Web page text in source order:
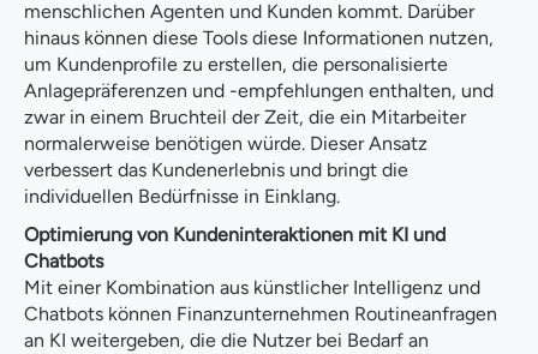
menschlichen Agenten und Kunden kommt. Darüber
hinaus können diese Tools diese Informationen nutzen,
um Kundenprofile zu erstellen, die personalisierte
Anlagepräferenzen und -empfehlungen enthalten, und
zwar in einem Bruchteil der Zeit, die ein Mitarbeiter
normalerweise benötigen würde. Dieser Ansatz
verbessert das Kundenerlebnis und bringt die
individuellen Bedürfnisse in Einklang.
Optimierung von Kundeninteraktionen mit KI und
Chatbots
Mit einer Kombination aus künstlicher Intelligenz und
Chatbots können Finanzunternehmen Routineanfragen
an KI weitergeben, die die Nutzer bei Bedarf an